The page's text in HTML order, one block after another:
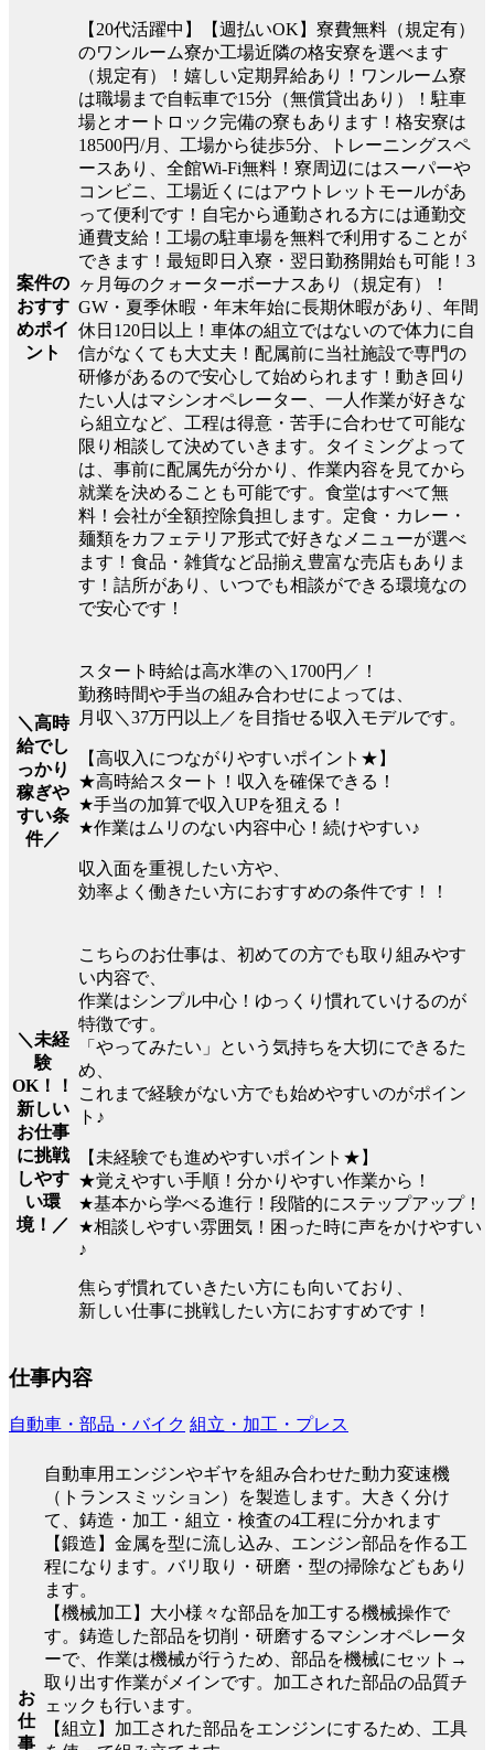
案件の
おすす
めポイ
ント
【20代活躍中】【週払いOK】寮費無料（規定有）
のワンルーム寮か工場近隣の格安寮を選べます
（規定有）！嬉しい定期昇給あり！ワンルーム寮
は職場まで自転車で15分（無償貸出あり）！駐車
場とオートロック完備の寮もあります！格安寮は
18500円/月、工場から徒歩5分、トレーニングスペ
ースあり、全館Wi-Fi無料！寮周辺にはスーパーや
コンビニ、工場近くにはアウトレットモールがあ
って便利です！自宅から通勤される方には通勤交
通費支給！工場の駐車場を無料で利用することが
できます！最短即日入寮・翌日勤務開始も可能！3
ヶ月毎のクォーターボーナスあり（規定有）！
GW・夏季休暇・年末年始に長期休暇があり、年間
休日120日以上！車体の組立ではないので体力に自
信がなくても大丈夫！配属前に当社施設で専門の
研修があるので安心して始められます！動き回り
たい人はマシンオペレーター、一人作業が好きな
ら組立など、工程は得意・苦手に合わせて可能な
限り相談して決めていきます。タイミングよって
は、事前に配属先が分かり、作業内容を見てから
就業を決めることも可能です。食堂はすべて無
料！会社が全額控除負担します。定食・カレー・
麺類をカフェテリア形式で好きなメニューが選べ
ます！食品・雑貨など品揃え豊富な売店もありま
す！詰所があり、いつでも相談ができる環境なの
で安心です！
＼高時
給でし
っかり
稼ぎや
すい条
件／
スタート時給は高水準の＼1700円／！
勤務時間や手当の組み合わせによっては、
月収＼37万円以上／を目指せる収入モデルです。
【高収入につながりやすいポイント★】
★高時給スタート！収入を確保できる！
★手当の加算で収入UPを狙える！
★作業はムリのない内容中心！続けやすい♪
収入面を重視したい方や、
効率よく働きたい方におすすめの条件です！！
＼未経
験
OK！！
新しい
お仕事
に挑戦
しやす
い環
境！／
こちらのお仕事は、初めての方でも取り組みやす
い内容で、
作業はシンプル中心！ゆっくり慣れていけるのが
特徴です。
「やってみたい」という気持ちを大切にできるた
め、
これまで経験がない方でも始めやすいのがポイン
ト♪
【未経験でも進めやすいポイント★】
★覚えやすい手順！分かりやすい作業から！
★基本から学べる進行！段階的にステップアップ！
★相談しやすい雰囲気！困った時に声をかけやすい
♪
焦らず慣れていきたい方にも向いており、
新しい仕事に挑戦したい方におすすめです！
仕事内容
自動車・部品・バイク 組立・加工・プレス
お
仕
事
自動車用エンジンやギヤを組み合わせた動力変速機
（トランスミッション）を製造します。大きく分け
て、鋳造・加工・組立・検査の4工程に分かれます
【鍛造】金属を型に流し込み、エンジン部品を作る工
程になります。バリ取り・研磨・型の掃除などもあり
ます。
【機械加工】大小様々な部品を加工する機械操作で
す。鋳造した部品を切削・研磨するマシンオペレータ
ーで、作業は機械が行うため、部品を機械にセット→
取り出す作業がメインです。加工された部品の品質チ
ェックも行います。
【組立】加工された部品をエンジンにするため、工具